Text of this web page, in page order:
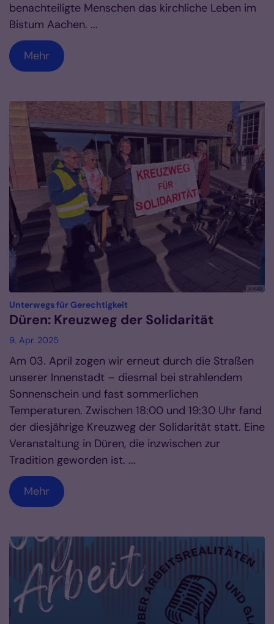
benachteiligte Menschen das kirchliche Leben im
Bistum Aachen. ...
Mehr
© KAB
Unterwegs für Gerechtigkeit:
Düren: Kreuzweg der Solidarität
9. Apr. 2025
Am 03. April zogen wir erneut durch die Straßen
unserer Innenstadt – diesmal bei strahlendem
Sonnenschein und fast sommerlichen
Temperaturen. Zwischen 18:00 und 19:30 Uhr fand
der diesjährige Kreuzweg der Solidarität statt. Eine
Veranstaltung in Düren, die inzwischen zur
Tradition geworden ist. ...
Mehr